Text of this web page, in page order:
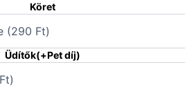
Köret
Üdítők(+Pet díj)